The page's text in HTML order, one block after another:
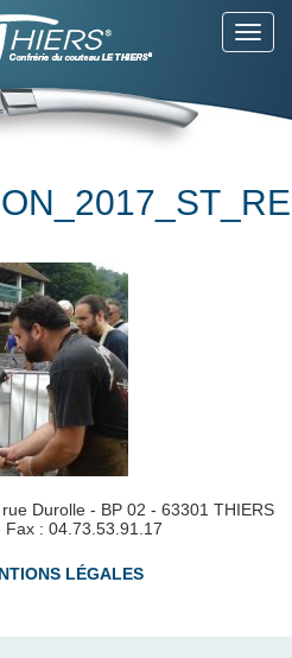
Durolle - BP 02 - 63301 THIERS
: 04.73.53.91.17
LÉGALES